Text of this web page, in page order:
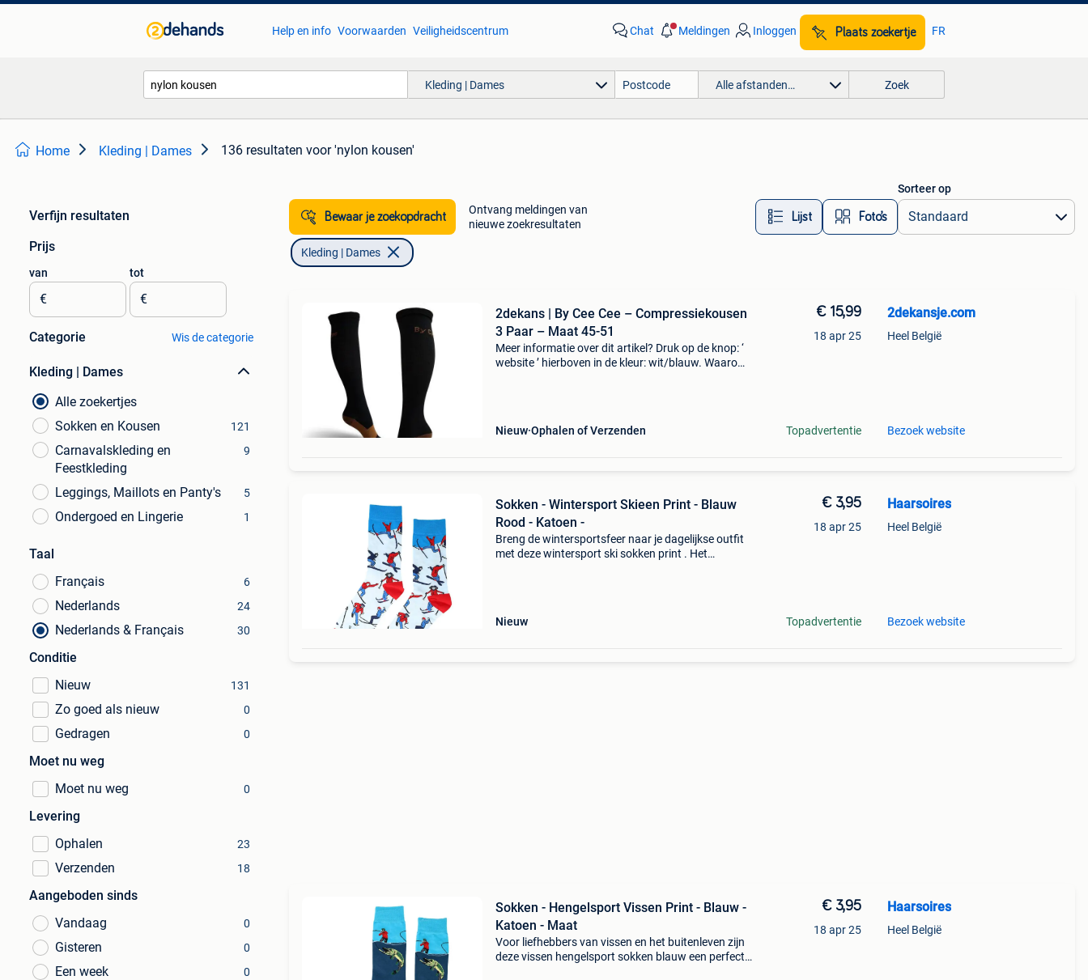
Help en info Voorwaarden Veiligheidscentrum Chat Meldingen Inloggen Plaats zoekertje FR
Kleding | Dames Alle afstanden… Zoek
Home Kleding | Dames 136 resultaten voor 'nylon kousen'
Verfijn resultaten
Prijs
van
€
tot
€
Categorie Wis de categorie
Kleding | Dames
Alle zoekertjes
Sokken en Kousen
121
Carnavalskleding en
Feestkleding
9
Leggings, Maillots en Panty's 5
Ondergoed en Lingerie 1
Taal
Français
6
Nederlands 24
Nederlands & Français 30
Conditie
Nieuw
131
Zo goed als nieuw 0
Gedragen 0
Moet nu weg
Moet nu weg
0
Levering
Ophalen
23
Verzenden 18
Aangeboden sinds
Vandaag
0
Gisteren 0
Een week 0
Bewaar je zoekopdracht
Ontvang meldingen van
nieuwe zoekresultaten
Lijst Foto’s
Sorteer op
Kleding | Dames
2dekans | By Cee Cee – Compressiekousen
3 Paar – Maat 45-51
Meer informatie over dit artikel? Druk op de knop: ‘
website ’ hierboven in de kleur: wit/blauw. Waarom
Nieuw Ophalen of Verzenden
€ 15,99
18 apr 25
Topadvertentie
2dekansje.com
Heel België
Bezoek website
Sokken - Wintersport Skieen Print - Blauw
Rood - Katoen -
Breng de wintersportsfeer naar je dagelijkse outfit
met deze wintersport ski sokken print . Het
Nieuw
€ 3,95
18 apr 25
Topadvertentie
Haarsoires
Heel België
Bezoek website
Sokken - Hengelsport Vissen Print - Blauw -
Katoen - Maat
Voor liefhebbers van vissen en het buitenleven zijn
deze vissen hengelsport sokken blauw een perfecte
€ 3,95
18 apr 25
Haarsoires
Heel België